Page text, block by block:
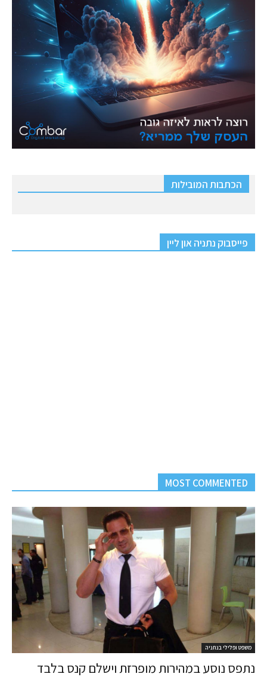
הכתבות המובילות
פייסבוק נתניה און ליין
MOST COMMENTED
משפט ופלילי בנתניה
נתפס נוסע במהירות מופרזת וישלם קנס בלבד